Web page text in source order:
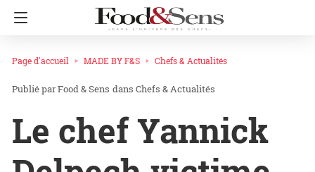
Page d'accueil MADE BY F&S Chefs & Actualités
Food & Sens dans Chefs & Actualités
Le chef Yannick